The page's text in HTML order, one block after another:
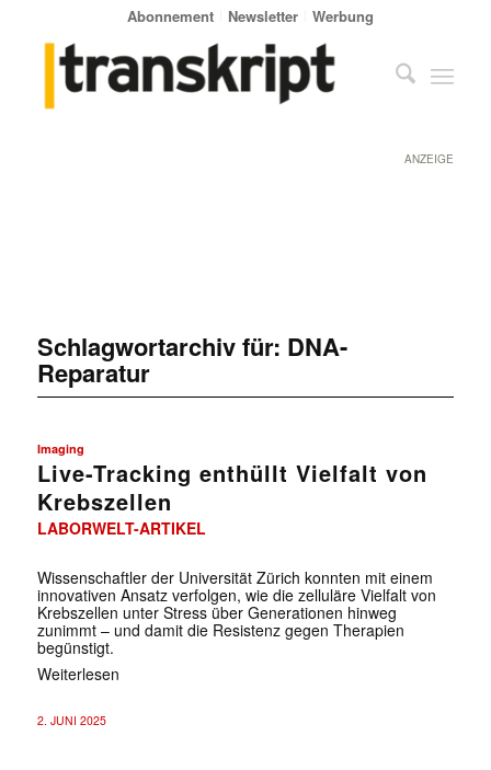
Abonnement Newsletter Werbung
ANZEIGE
Schlagwortarchiv für: DNA-
Reparatur
Imaging
Live-Tracking enthüllt Vielfalt von
Krebszellen
LABORWELT-ARTIKEL
Wissenschaftler der Universität Zürich konnten mit einem
innovativen Ansatz verfolgen, wie die zelluläre Vielfalt von
Krebszellen unter Stress über Generationen hinweg
zunimmt – und damit die Resistenz gegen Therapien
begünstigt.
Weiterlesen
2. JUNI 2025